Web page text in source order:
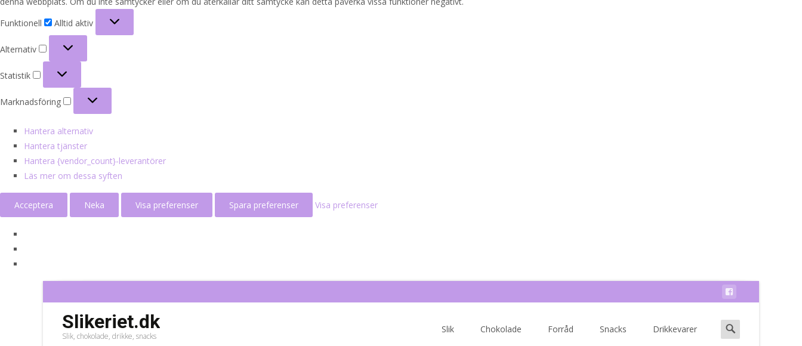
Funktionell
Alltid aktiv
Alternativ
Alternativ
Statistik
Statistik
Marknadsföring
Marknadsföring
Hantera alternativ
Hantera tjänster
Hantera {vendor_count}-leverantörer
Läs mer om dessa syften
Acceptera Neka Visa preferenser Spara preferenser Visa preferenser
Slikeriet.dk
Slik, chokolade, drikke, snacks
Slik Chokolade Forråd Snacks Drikkevarer
Search
for: